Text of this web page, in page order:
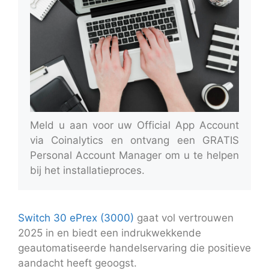
Meld u aan voor uw Official App Account
via Coinalytics en ontvang een GRATIS
Personal Account Manager om u te helpen
bij het installatieproces.
Switch 30 ePrex (3000) gaat vol vertrouwen
2025 in en biedt een indrukwekkende
geautomatiseerde handelservaring die positieve
aandacht heeft geoogst.